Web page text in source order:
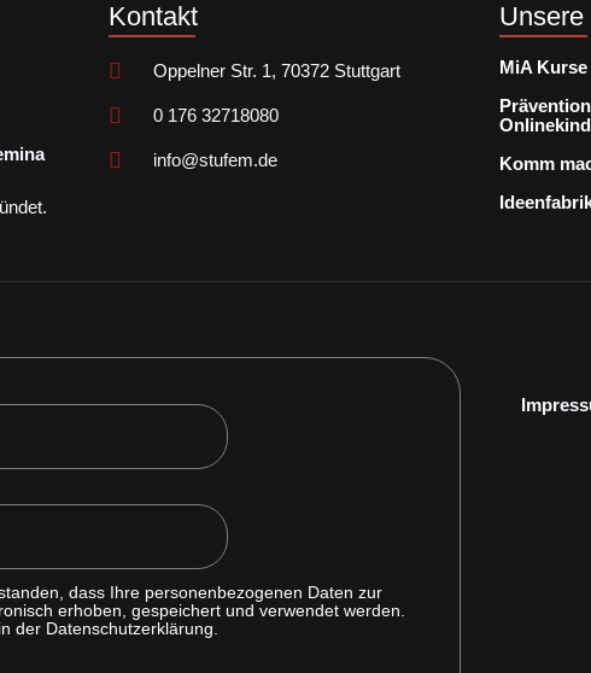
Kontakt
Oppelner Str. 1, 70372 Stuttgart
0 176 32718080
info@stufem.de
MiA Kurse
Komm
dass Ihre personenbezogenen Daten zur
erhoben, gespeichert und verwendet werden.
der Datenschutzerklärung.